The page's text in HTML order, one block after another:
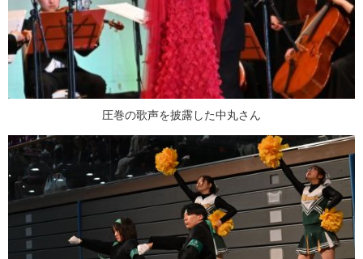
圧巻の歌声を披露した中丸さん